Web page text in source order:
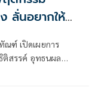
ลั่นอยากให้
ณฑ์ เปิดเผยการ
ติสรรค์ อุทธนผล